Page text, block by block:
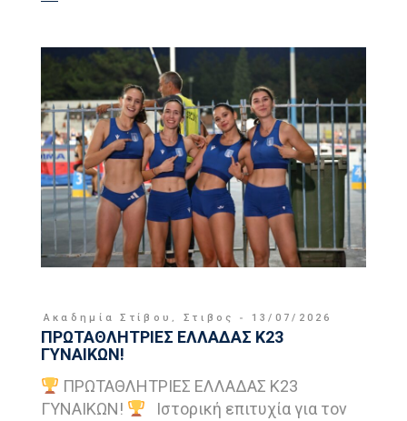
Ακαδημία Στίβου , Στιβος 13/07/2026
ΠΡΩΤΑΘΛΗΤΡΙΕΣ ΕΛΛΑΔΑΣ Κ23
ΓΥΝΑΙΚΩΝ!
ΠΡΩΤΑΘΛΗΤΡΙΕΣ ΕΛΛΑΔΑΣ Κ23
ΓΥΝΑΙΚΩΝ!
Ιστορική επιτυχία για τον